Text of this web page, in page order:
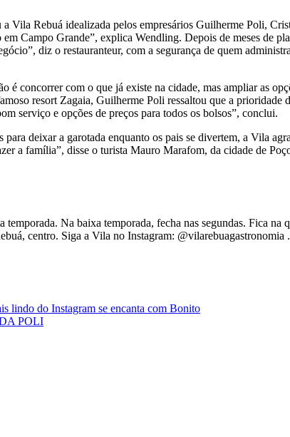
Vila Rebuá idealizada pelos empresários Guilherme Poli,
Campo Grande”, explica Wendling. Depois de meses de
diz o restauranteur, com a segurança de quem
é concorrer com o que já existe na cidade, mas ampliar as
resort Zagaia, Guilherme Poli ressaltou que a
serviço e opções de preços para todos os bolsos”, conclui.
deixar a garotada enquanto os pais se divertem, a Vila
a família”, disse o turista Mauro Marafom, da cidade de
Na baixa temporada, fecha nas segundas. Fica
centro. Siga a Vila no Instagram: @vilarebuagastronomia .
lindo do Instagram se encanta com Bonito
POLI